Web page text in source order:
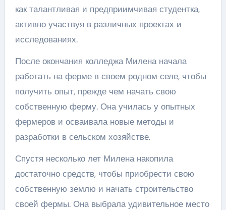
как талантливая и предприимчивая студентка,
активно участвуя в различных проектах и
исследованиях.
После окончания колледжа Милена начала
работать на ферме в своем родном селе, чтобы
получить опыт, прежде чем начать свою
собственную ферму. Она училась у опытных
фермеров и осваивала новые методы и
разработки в сельском хозяйстве.
Спустя несколько лет Милена накопила
достаточно средств, чтобы приобрести свою
собственную землю и начать строительство
своей фермы. Она выбрала удивительное место